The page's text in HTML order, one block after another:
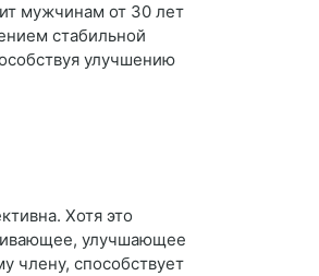
мужчинам от 30 лет
стабильной
улучшению
Хотя это
улучшающее
члену, способствует